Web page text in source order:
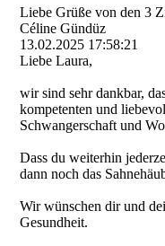
Liebe Grüße von den 3
Céline Gündüz
13.02.2025 17:58:21
Liebe Laura,
wir sind sehr dankbar,
kompetenten und
Schwangerschaft und
Dass du weiterhin
dann noch das
Wir wünschen dir und
Gesundheit.